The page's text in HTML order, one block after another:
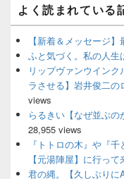
ン
サ
イ
バ
ィ
ェ
よく読まれている
【新着＆メッセージ】
ふと気づく。私の人生
リップヴァンウイン
ラさせる】岩井俊二
views
らるきい【なぜ並ぶの
28,955 views
『トトロの木』や『
【元湯陣屋】に行って
君の縄。【久しぶりに